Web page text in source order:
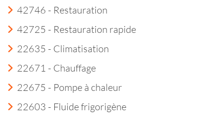
42746 - Restauration
42725 - Restauration rapide
22635 - Climatisation
22671 - Chauffage
22675 - Pompe à chaleur
22603 - Fluide frigorigène